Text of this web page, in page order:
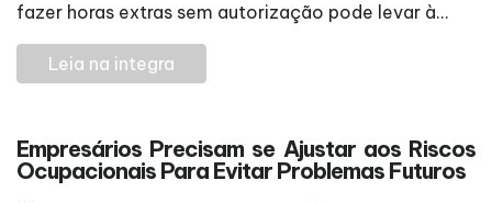
fazer horas extras sem autorização pode levar à...
Leia na integra
Empresários Precisam se Ajustar aos Riscos
Ocupacionais Para Evitar Problemas Futuros